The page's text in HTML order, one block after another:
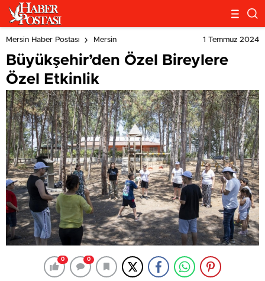
Mersin Haber Postası Mersin 1 Temmuz 2024
Büyükşehir’den Özel Bireylere
Özel Etkinlik
0 0